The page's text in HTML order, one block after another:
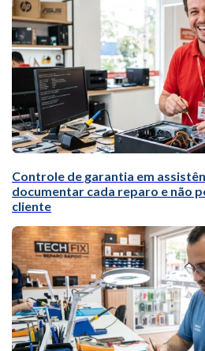
Controle de garantia em
documentar cada reparo e não
cliente